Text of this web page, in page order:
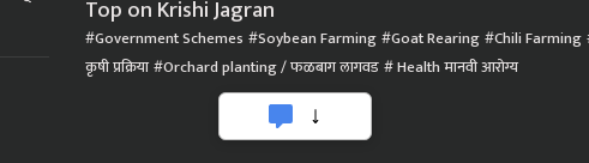
Top on Krishi Jagran
Government Schemes Soybean Farming Goat Rearing Chili Farming
कृषी प्रक्रिया Orchard planting / फळबाग लागवड Health मानवी आरोग्य